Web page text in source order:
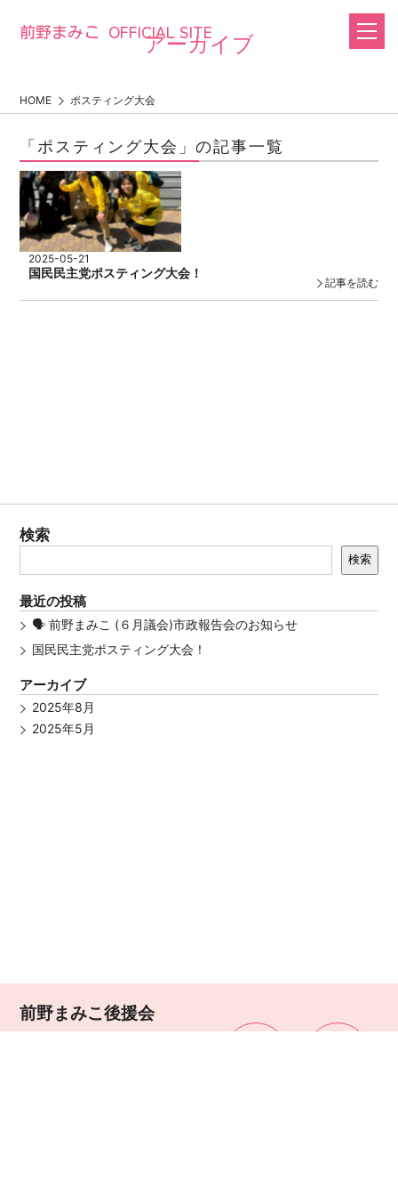
前野まみこ OFFICIAL SITE
アーカイブ
HOME ポスティング大会
「ポスティング大会」の記事一覧
2025-05-21
国民民主党ポスティング大会！
記事を読む
検索
検索
最近の投稿
🗣 前野まみこ (６月議会)市政報告会のお知らせ
国民民主党ポスティング大会！
アーカイブ
2025年8月
2025年5月
前野まみこ後援会